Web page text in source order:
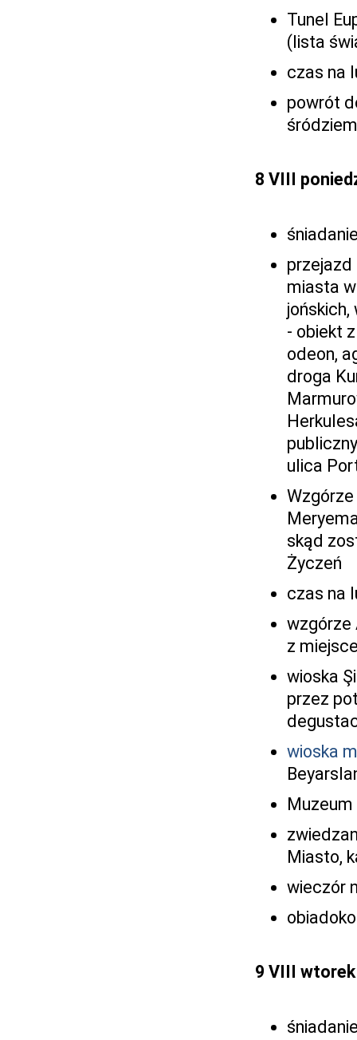
Tunel
(lista
czas na
powrót
8 VIII
przejazd
miasta
jońskich,
- obiekt
odeon,
droga
ulica
Wzgórze
skąd
Życzeń
czas na
wzgórze
z
wioska
przez
wioska
Miasto,
wieczór
9 VIII wtorek